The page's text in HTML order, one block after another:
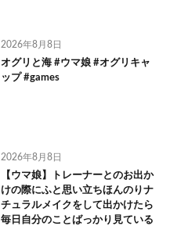
2026年8月8日
オグリと海 #ウマ娘 #オグリキャ
ップ #games
2026年8月8日
【ウマ娘】トレーナーとのお出か
けの際にふと思い立ちほんのりナ
チュラルメイクをして出かけたら
毎日自分のことばっかり見ている